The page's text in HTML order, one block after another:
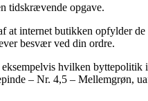
tidskrævende opgave.
internet butikken opfylder de
besvær ved din ordre.
hvilken byttepolitik
– Nr. 4,5 – Mellemgrøn,